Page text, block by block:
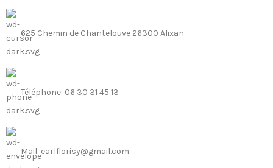
625 Chemin de Chantelouve 26300 Alixan
Téléphone: 06 30 31 45 13
Mail: earlflorisy@gmail.com